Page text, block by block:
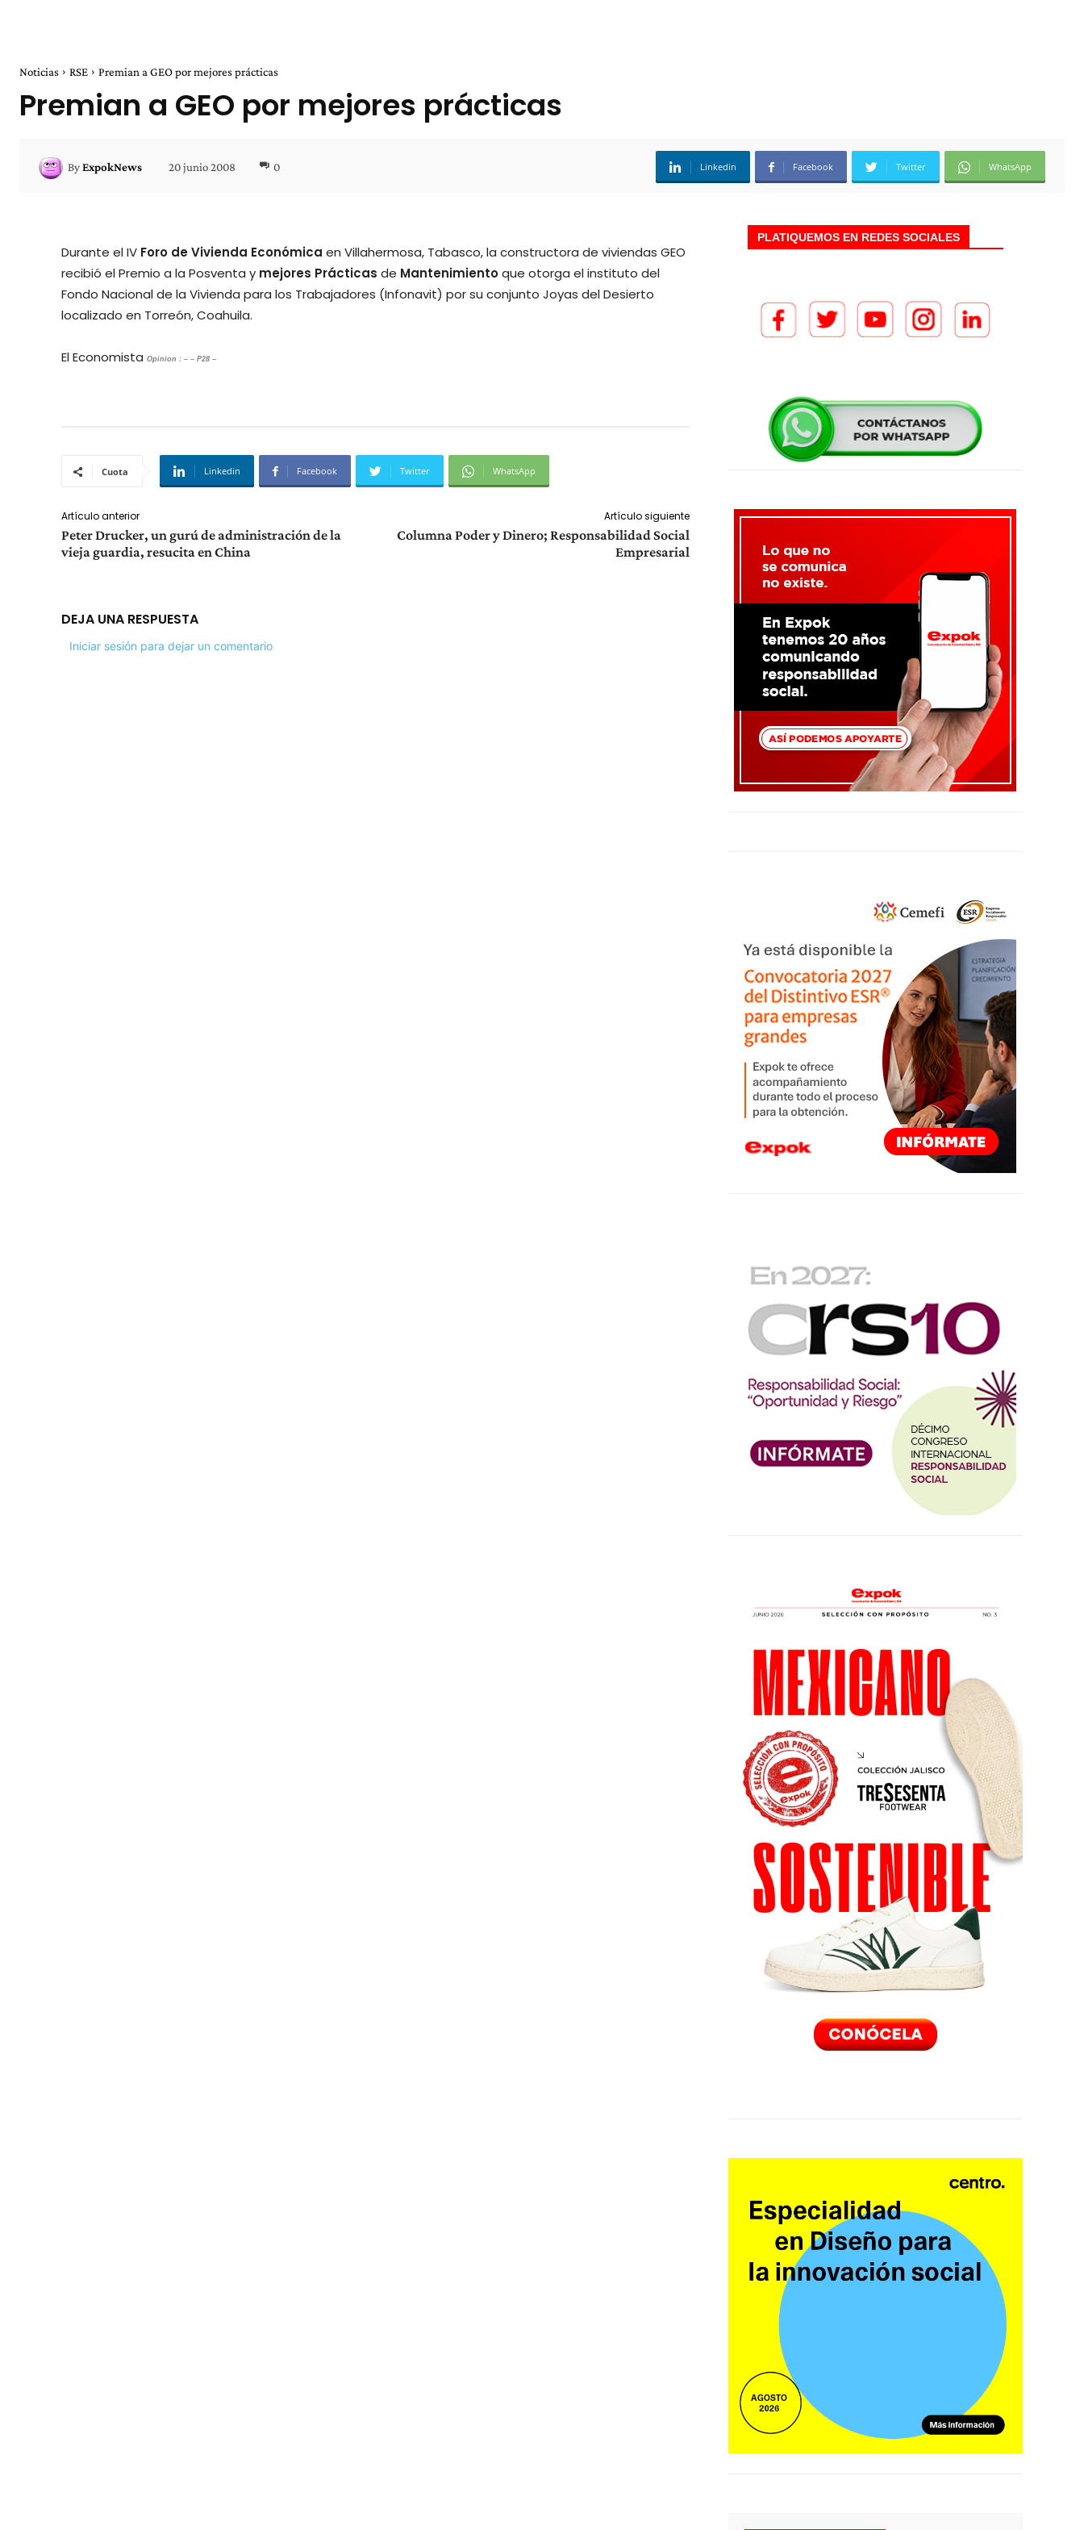
Noticias RSE Premian a GEO por mejores prácticas
Premian a GEO por mejores prácticas
ByExpokNews 20 junio 2008 0 Linkedin Facebook Twitter WhatsApp
Durante el IV Foro de Vivienda Económica en Villahermosa, Tabasco, la constructora de viviendas GEO
recibió el Premio a la Posventa y mejores Prácticas de Mantenimientoque otorga el instituto del
Fondo Nacional de la Vivienda para los Trabajadores (Infonavit) por su conjunto Joyas del Desierto
localizado en Torreón, Coahuila.
El Economista Opinion : – – P28 –
Cuota Linkedin Facebook Twitter WhatsApp
Artículo anterior
Peter Drucker, un gurú de administración de la
vieja guardia, resucita en China
Artículo siguiente
Columna Poder y Dinero; Responsabilidad Social
Empresarial
DEJA UNA RESPUESTA
Iniciar sesión para dejar un comentario
PLATIQUEMOS EN REDES SOCIALES